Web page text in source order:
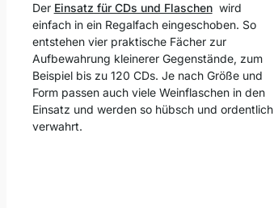
Der Einsatz für CDs und Flaschen wird
einfach in ein Regalfach eingeschoben. So
entstehen vier praktische Fächer zur
Aufbewahrung kleinerer Gegenstände, zum
Beispiel bis zu 120 CDs. Je nach Größe und
Form passen auch viele Weinflaschen in den
Einsatz und werden so hübsch und ordentlich
verwahrt.